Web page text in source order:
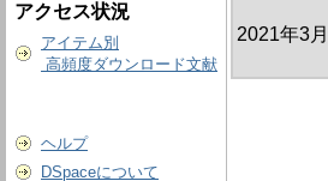
アクセス状況
アイテム別
高頻度ダウンロード文献
ヘルプ
DSpaceについて
2021年3月